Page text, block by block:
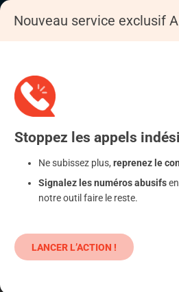
Nouveau service exclusif
Stoppez les appels
Ne subissez plus, reprenez le
Signalez les numéros abusifs
notre outil faire le reste.
LANCER L’ACTION !